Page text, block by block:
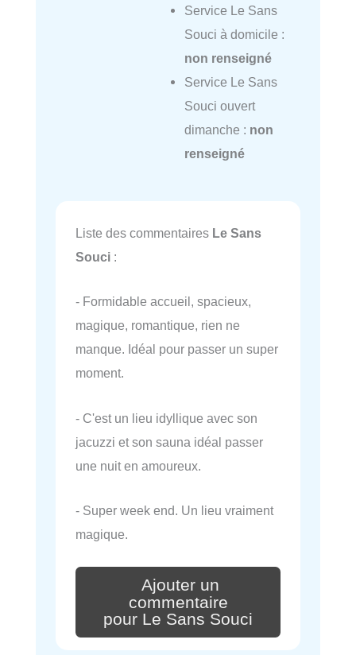
Service Le Sans
Souci à domicile :
non renseigné
Service Le Sans
Souci ouvert
dimanche : non
renseigné
Liste des commentaires Le Sans
Souci :
- Formidable accueil, spacieux,
magique, romantique, rien ne
manque. Idéal pour passer un super
moment.
- C'est un lieu idyllique avec son
jacuzzi et son sauna idéal passer
une nuit en amoureux.
- Super week end. Un lieu vraiment
magique.
Ajouter un
commentaire
pour Le Sans Souci